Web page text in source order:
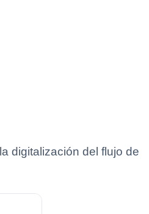
digitalización del flujo de